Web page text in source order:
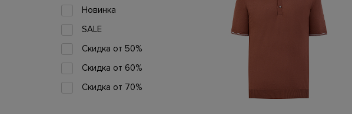
Новинка
SALE
Скидка от 50%
Скидка от 60%
Скидка от 70%